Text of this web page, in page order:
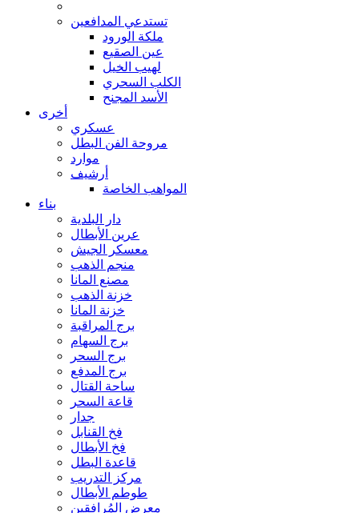
تستدعي المدافعين
ملكة الورود
عين الصقيع
لهيب الخيل
الكلب السحري
الأسد المجنح
أخرى
عسكري
مروحة الفن البطل
موارد
أرشيف
المواهب الخاصة
بناء
دار البلدية
عرين الأبطال
معسكر الجيش
منجم الذهب
مصنع المانا
خزنة الذهب
خزنة المانا
برج المراقبة
برج السهام
برج السحر
برج المدفع
ساحة القتال
قاعة السحر
جدار
فخ القنابل
فخ الأبطال
قاعدة البطل
مركز التدريب
طوطم الأبطال
معرض المُرافقين